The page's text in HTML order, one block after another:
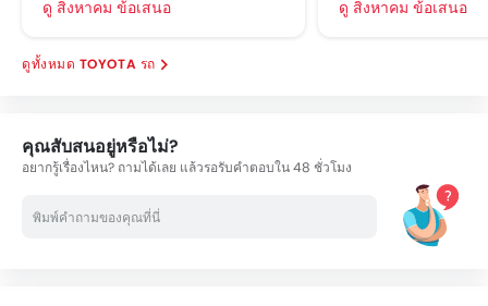
ดู สิงหาคม ข้อเสนอ ดู สิงหาคม ข้อเสนอ
TOYOTA รถ
คุณสับสนอยู่หรือไม่?
อยากรู้เรื่องไหน? ถามได้เลย แล้วรอรับคำตอบใน 48 ชั่วโมง